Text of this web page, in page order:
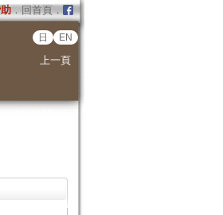
．回首頁．
日 EN
上一頁